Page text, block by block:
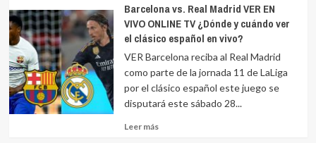
Barcelona vs. Real Madrid VER EN
VIVO ONLINE TV ¿Dónde y cuándo ver
el clásico español en vivo?
VER Barcelona reciba al Real Madrid
como parte de la jornada 11 de LaLiga
por el clásico español este juego se
disputará este sábado 28...
Leer másLeer